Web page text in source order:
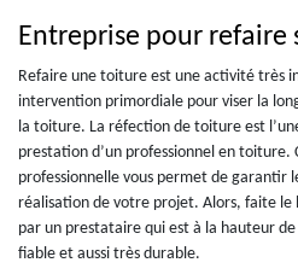
Entreprise pour refaire
Refaire une toiture est une activité très
intervention primordiale pour viser la
la toiture. La réfection de toiture est
prestation d’un professionnel en toiture.
professionnelle vous permet de garantir
réalisation de votre projet. Alors, faite le
par un prestataire qui est à la hauteur
fiable et aussi très durable.